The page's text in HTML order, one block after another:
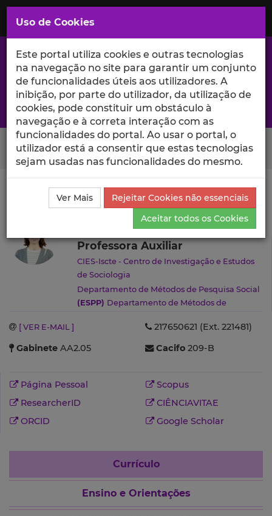
Saltar
para
Conteúdo
Principal
A excelência da investigação e ciência no Iscte
Search Button
Ciência_Iscte Autores Ana Caetano Currículo
Ana Caetano
Professora Auxiliar
CIES-Iscte - Centro de Investigação e Estudos
de Sociologia
Departamento de Métodos de Pesquisa Social
(ESPP) Departamento de Métodos de
[ VER E-MAIL ]
217650621 (Ext. 221481)
Gabinete AA2.05 Cacifo 209-B
Página Pessoal
Scopus
ResearcherID
CIÊNCIAVITAE
ORCID
Google Scholar
Currículo
Ensino e Orientações
Uso de Cookies
Este portal utiliza cookies e outras tecnologias
na navegação no site para garantir um conjunto
de funcionalidades úteis aos utilizadores. A
inibição, por parte do utilizador, da utilização de
cookies, pode constituir um obstáculo à
navegação e à correta interação com as
funcionalidades do portal. Ao usar o portal, o
utilizador está a consentir que estas tecnologias
sejam usadas nas funcionalidades do mesmo.
Ver Mais
Rejeitar Cookies não essenciais
Aceitar todos os Cookies